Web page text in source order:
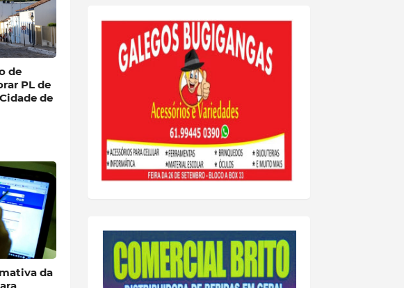
de
PL de
de
da